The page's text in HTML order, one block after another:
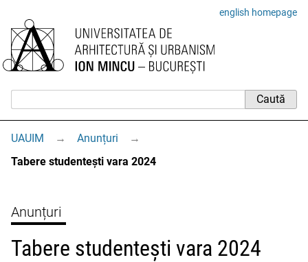
english homepage
UAUIM → Anunțuri
→
Tabere studentești vara 2024
Anunțuri
Tabere studentești vara 2024